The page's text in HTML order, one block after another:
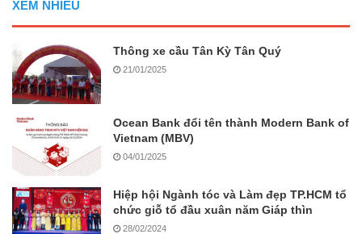
XEM NHIỀU
Thông xe cầu Tân Kỳ Tân Quý
21/01/2025
Ocean Bank đổi tên thành Modern Bank of
Vietnam (MBV)
04/01/2025
Hiệp hội Ngành tóc và Làm đẹp TP.HCM tổ
chức giỗ tổ đầu xuân năm Giáp thìn
28/02/2024